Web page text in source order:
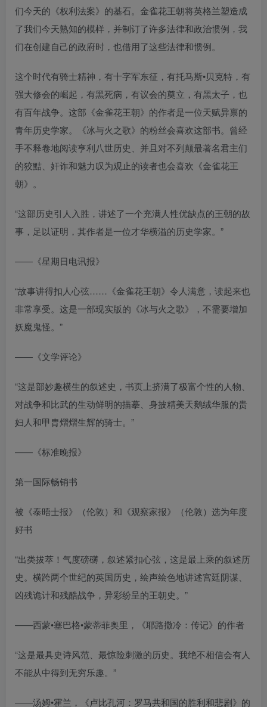
们今天的《权利法案》的基石。金雀花王朝将英格兰塑造成
了我们今天熟知的模样，并制订了许多法律和政治惯例，我
们在创建自己的政府时，也借用了这些法律和惯例。
这个时代有骑士精神，有十字军东征，有托马斯•贝克特，有
强大修会的崛起，有黑死病，有议会的奠立，有黑太子，也
有百年战争。这部《金雀花王朝》的作者是一位天赋异禀的
青年历史学家。《冰与火之歌》的粉丝会喜欢这部书。曾经
手不释卷地阅读亨利八世历史、并且对不列颠最著名君主们
的狡黠、奸诈和魅力叹为观止的读者也会喜欢《金雀花王
朝》。
“这部历史引人入胜，讲述了一个充满人性优缺点的王朝的故
事，足以证明，其作者是一位才华横溢的历史学家。”
——《星期日电讯报》
“故事讲得扣人心弦……《金雀花王朝》令人满意，读起来也
非常享受。这是一部现实版的《冰与火之歌》，不需要增加
妖魔鬼怪。”
——《文学评论》
“这是部妙趣横生的叙述史，书页上挤满了极富个性的人物、
对战争和比武的生动鲜明的描摹、身披精美天鹅绒华服的贵
妇人和甲胄熠熠生辉的骑士。”
——《标准晚报》
第一国际畅销书
被《泰晤士报》（伦敦）和《观察家报》（伦敦）选为年度
好书
“出类拔萃！气度磅礴，叙述紧扣心弦，这是最上乘的叙述历
史。横跨两个世纪的英国历史，绘声绘色地讲述宫廷阴谋、
凶残诡计和残酷战争，异彩纷呈的王朝史。”
——西蒙•塞巴格•蒙蒂菲奥里，《耶路撒冷：传记》的作者
“这是最具史诗风范、最惊险刺激的历史。我绝不相信会有人
不能从中得到无穷乐趣。”
——汤姆•霍兰，《卢比孔河：罗马共和国的胜利和悲剧》的